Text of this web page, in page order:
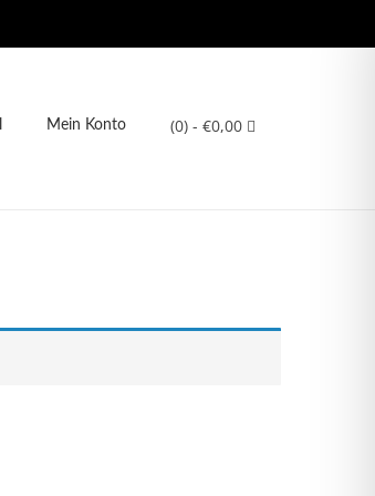
(0) - €0,00
Mein Konto